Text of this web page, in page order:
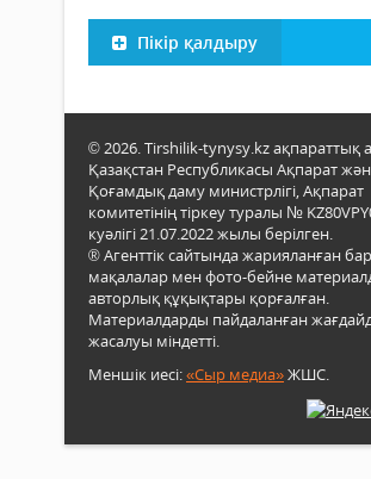
Пікір қалдыру
© 2026. Tirshilik-tynysy.kz ақпараттық
Қазақстан Республикасы Ақпарат
Қоғамдық даму министрлігі, Ақпарат
комитетінің тіркеу туралы №
куәлігі 21.07.2022 жылы берілген.
® Агенттік сайтында жарияланған
мақалалар мен фото-бейне
авторлық құқықтары қорғалған.
Материалдарды пайдаланған
жасалуы міндетті.
Меншік иесі:«Сыр медиа»ЖШС.